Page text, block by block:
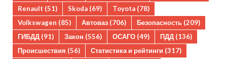
Renault (51) Skoda (69) Toyota (78)
Volkswagen (85) Автоваз (706) Безопасность (209)
ГИБДД (91) Закон (556) ОСАГО (49) ПДД (136)
Происшествия (56) Статистика и рейтинги (317)